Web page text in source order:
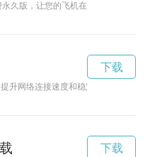
久版，让您的飞机在天空翱翔更加稳
升网络连接速度和稳定性的工具，让
下载
下载